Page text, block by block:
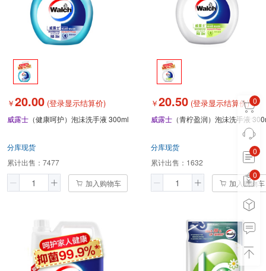
0
0
0 0
￥20.00 (登录显示结算价)
威露士 （健康呵护）泡沬洗手液 300ml
分库现货
累计出售： 7477
加入购物车
￥20.50 (登录显示结算价)
威露士 （青柠盈润）泡沬洗手液
分库现货
累计出售： 1632
加入购物车